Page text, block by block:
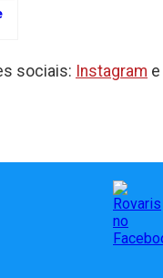
sociais: Instagram e